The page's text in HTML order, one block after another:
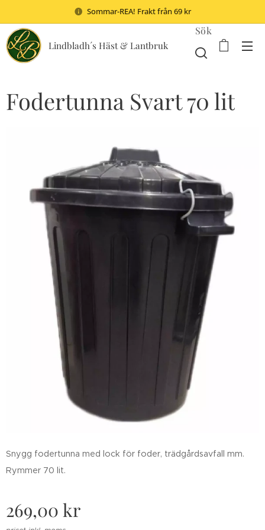
Sommar-REA! Frakt från 69 kr
Lindbladh´s Häst & Lantbruk
Sök
Fodertunna Svart 70 lit
Snygg fodertunna med lock för foder, trädgårdsavfall mm.
Rymmer 70 lit.
269,00 kr